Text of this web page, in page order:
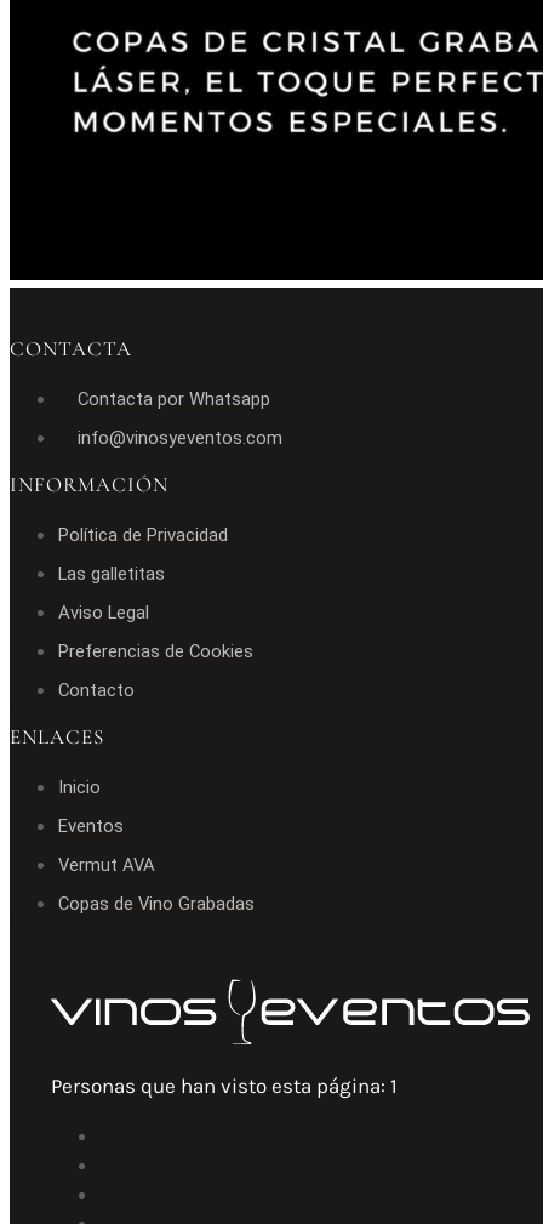
CONTACTA
Contacta por Whatsapp
info@vinosyeventos.com
INFORMACIÓN
Política de Privacidad
Las galletitas
Aviso Legal
Preferencias de Cookies
Contacto
ENLACES
Inicio
Eventos
Vermut AVA
Copas de Vino Grabadas
Personas que han visto esta página: 1